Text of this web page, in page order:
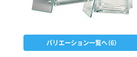
バリエーション一覧へ（6）